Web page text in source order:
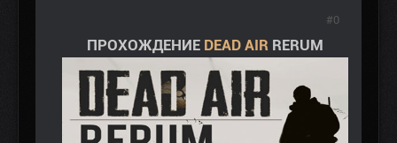
ПРОХОЖДЕНИЕ DEAD AIR RERUM
#0